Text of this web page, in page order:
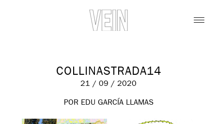
COLLINASTRADA14
21 / 09 / 2020
POR EDU GARCÍA LLAMAS